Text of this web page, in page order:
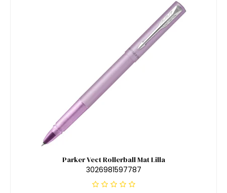
Parker Vect Rollerball Mat Lilla
3026981597787